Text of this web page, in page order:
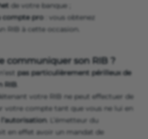
de votre banque ;
compte pro : vous obtenez
RIB à cette occasion.
communiquer son RIB ?
pas particulièrement périlleux de
RIB
votre RIB ne peut effectuer de
votre compte tant que vous ne lui en
l’autorisation . L’émetteur du
en effet avoir un mandat de